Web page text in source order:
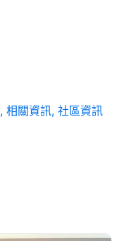
, 相關資訊, 社區資訊